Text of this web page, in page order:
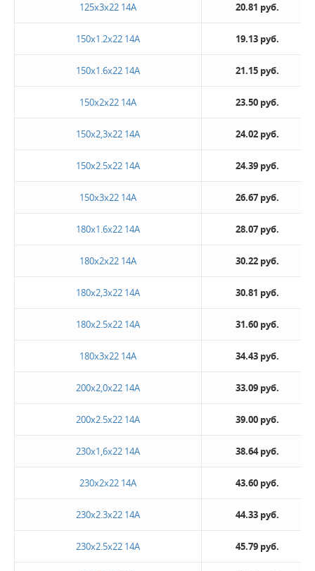
125х3х22 14А 20.81 руб.
150х1.2х22 14А 19.13 руб.
150х1.6х22 14А 21.15 руб.
150х2х22 14А 23.50 руб.
150х2,3х22 14А 24.02 руб.
150х2.5х22 14А 24.39 руб.
150х3х22 14А 26.67 руб.
180х1.6х22 14А 28.07 руб.
180х2х22 14А 30.22 руб.
180х2,3х22 14А 30.81 руб.
180х2.5х22 14А 31.60 руб.
180х3х22 14А 34.43 руб.
200х2,0х22 14А 33.09 руб.
200х2.5х22 14А 39.00 руб.
230х1,6х22 14А 38.64 руб.
230х2х22 14А 43.60 руб.
230х2.3х22 14А 44.33 руб.
230х2.5х22 14А 45.79 руб.